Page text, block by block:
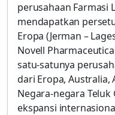
perusahaan Farmasi
mendapatkan
Eropa (Jerman –
Novell
satu-satunya
dari Eropa, Australia,
Negara-negara Teluk
ekspansi